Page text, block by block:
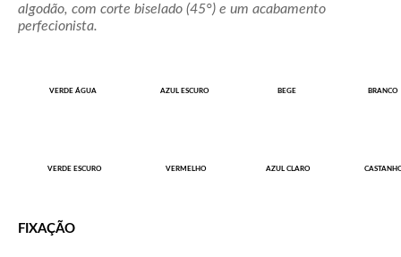
algodão, com corte biselado (45°) e um acabamento
perfecionista.
VERDE ÁGUA AZUL ESCURO BEGE BRANCO
VERDE ESCURO VERMELHO AZUL CLARO
FIXAÇÃO